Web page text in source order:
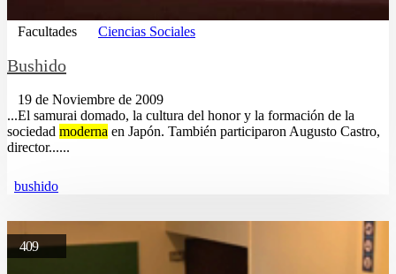
Facultades Ciencias Sociales
Bushido
19 de Noviembre de 2009
...El samurai domado, la cultura del honor y la formación de la
sociedad moderna en Japón. También participaron Augusto Castro,
director......
bushido
409